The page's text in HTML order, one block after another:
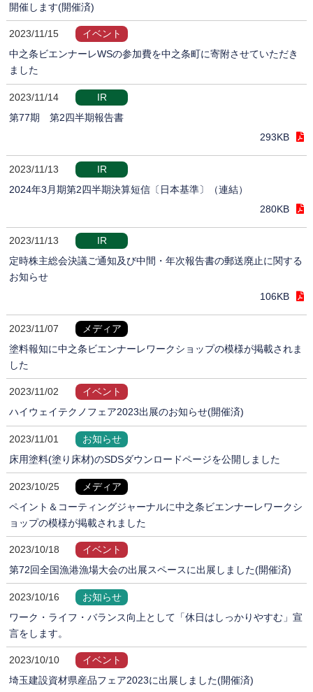
開催します(開催済)
2023/11/15
イベント
中之条ビエンナーレWSの参加費を中之条町に寄附させていただき
ました
2023/11/14
IR
第77期 第2四半期報告書
293KB
2023/11/13
IR
2024年3月期第2四半期決算短信〔日本基準〕（連結）
280KB
2023/11/13
IR
定時株主総会決議ご通知及び中間・年次報告書の郵送廃止に関する
お知らせ
106KB
2023/11/07
メディア
塗料報知に中之条ビエンナーレワークショップの模様が掲載されま
した
2023/11/02
イベント
ハイウェイテクノフェア2023出展のお知らせ(開催済)
2023/11/01
お知らせ
床用塗料(塗り床材)のSDSダウンロードページを公開しました
2023/10/25
メディア
ペイント＆コーティングジャーナルに中之条ビエンナーレワークシ
ョップの模様が掲載されました
2023/10/18
イベント
第72回全国漁港漁場大会の出展スペースに出展しました(開催済)
2023/10/16
お知らせ
ワーク・ライフ・バランス向上として「休日はしっかりやすむ」宣
言をします。
2023/10/10
イベント
埼玉建設資材県産品フェア2023に出展しました(開催済)